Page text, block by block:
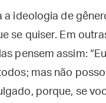
a ideologia de
se quiser. Em
pensem assim:
mas não
porque, se